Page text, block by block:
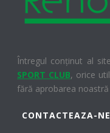
Întregul conținut al
SPORT CLUB, orice
fără aprobarea
CONTACTEAZA-NE